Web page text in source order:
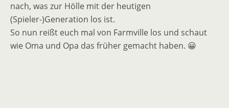
nach, was zur Hölle mit der heutigen
(Spieler-)Generation los ist.
So nun reißt euch mal von Farmville los und schaut
wie Oma und Opa das früher gemacht haben. 😀